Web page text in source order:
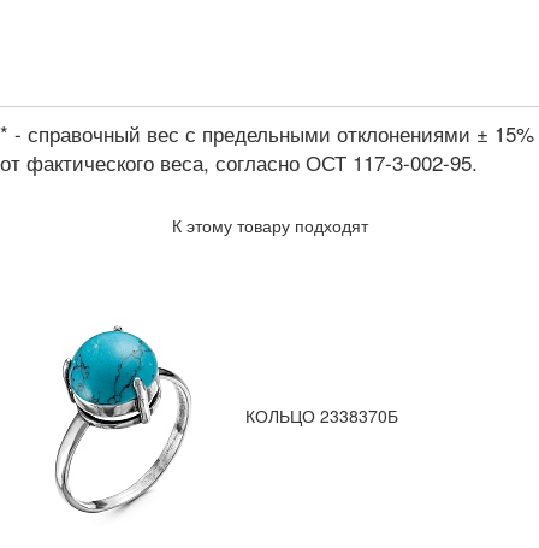
* - справочный вес с предельными отклонениями ± 15%
от фактического веса, согласно ОСТ 117-3-002-95.
К этому товару подходят
КОЛЬЦО 2338370Б